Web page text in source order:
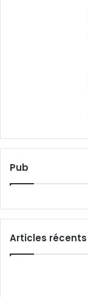
Pub
Articles récents